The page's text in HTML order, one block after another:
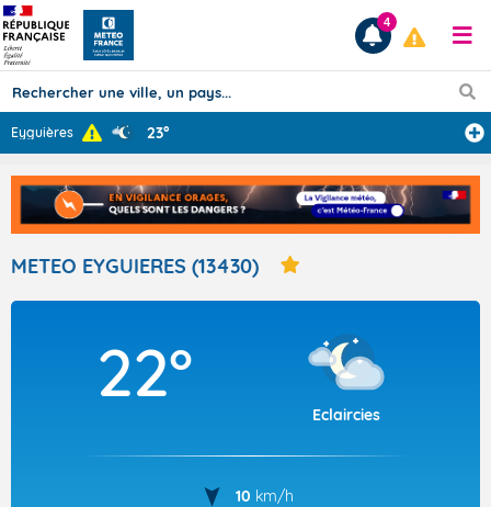
Prévisions
TOUS LES RÉSULTATS
Articles
4
Eyguières 23°
METEO EYGUIERES (13430)
22°
Eclaircies
10 km/h